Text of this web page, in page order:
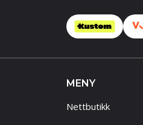
MENY
Nettbutikk